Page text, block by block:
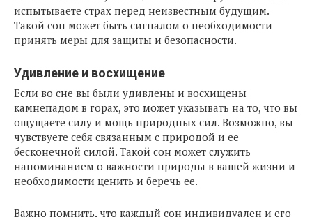
испытываете страх перед неизвестным будущим.
Такой сон может быть сигналом о необходимости
принять меры для защиты и безопасности.
Удивление и восхищение
Если во сне вы были удивлены и восхищены
камнепадом в горах, это может указывать на то, что вы
ощущаете силу и мощь природных сил. Возможно, вы
чувствуете себя связанным с природой и ее
бесконечной силой. Такой сон может служить
напоминанием о важности природы в вашей жизни и
необходимости ценить и беречь ее.
Важно помнить, что каждый сон индивидуален и его